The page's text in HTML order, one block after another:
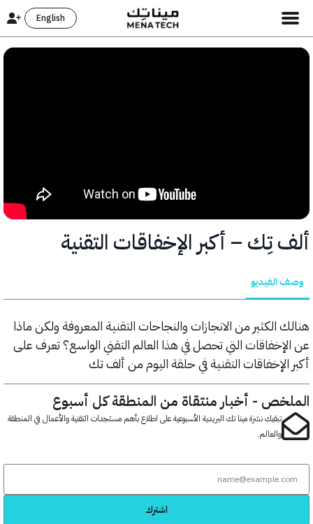
English
تِك – أكبر الإخفاقات التقنية
الكثير من الانجازات والنجاحات التقنية المعروفة ولكن ماذا
التي تحصل في هذا العالم التقني الواسع؟ تعرف على
التقنية في حلقة اليوم من ألف تك
- أخبار منتقاة من المنطقة كل أسبوع
تبقيك نشرة مينا تك البريدية الأسبوعية على اطلاع بأهم مستجدات التقنية والأعمال في المنطقة
والعالم.